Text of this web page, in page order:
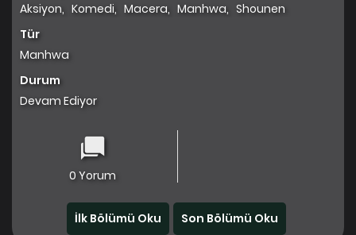
Aksiyon, Komedi, Macera, Manhwa, Shounen
Tür
Manhwa
Durum
Devam Ediyor
0 Yorum
İlk Bölümü Oku Son Bölümü Oku